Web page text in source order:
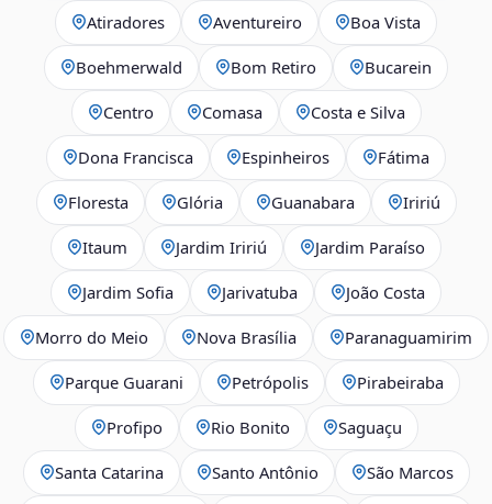
Atiradores Aventureiro Boa Vista
Boehmerwald Bom Retiro Bucarein
Centro Comasa Costa e Silva
Dona Francisca Espinheiros Fátima
Floresta Glória Guanabara Iririú
Itaum Jardim Iririú Jardim Paraíso
Jardim Sofia Jarivatuba João Costa
Morro do Meio Nova Brasília Paranaguamirim
Parque Guarani Petrópolis Pirabeiraba
Profipo Rio Bonito Saguaçu
Santa Catarina Santo Antônio São Marcos